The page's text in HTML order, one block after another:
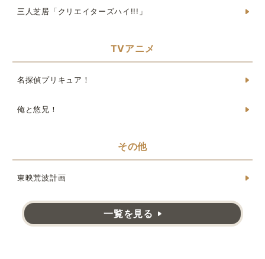
三人芝居「クリエイターズハイ!!!」
TVアニメ
名探偵プリキュア！
俺と悠兄！
その他
東映荒波計画
一覧を見る